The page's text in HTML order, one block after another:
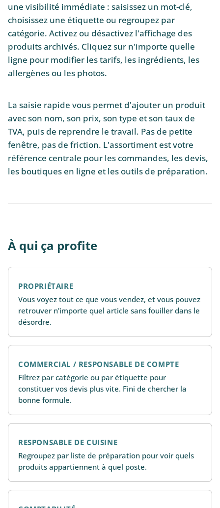
une visibilité immédiate : saisissez un mot-clé,
choisissez une étiquette ou regroupez par
catégorie. Activez ou désactivez l'affichage des
produits archivés. Cliquez sur n'importe quelle
ligne pour modifier les tarifs, les ingrédients, les
allergènes ou les photos.
La saisie rapide vous permet d'ajouter un produit
avec son nom, son prix, son type et son taux de
TVA, puis de reprendre le travail. Pas de petite
fenêtre, pas de friction. L'assortiment est votre
référence centrale pour les commandes, les devis,
les boutiques en ligne et les outils de préparation.
À qui ça profite
PROPRIÉTAIRE
Vous voyez tout ce que vous vendez, et vous pouvez
retrouver n'importe quel article sans fouiller dans le
désordre.
COMMERCIAL / RESPONSABLE DE COMPTE
Filtrez par catégorie ou par étiquette pour
constituer vos devis plus vite. Fini de chercher la
bonne formule.
RESPONSABLE DE CUISINE
Regroupez par liste de préparation pour voir quels
produits appartiennent à quel poste.